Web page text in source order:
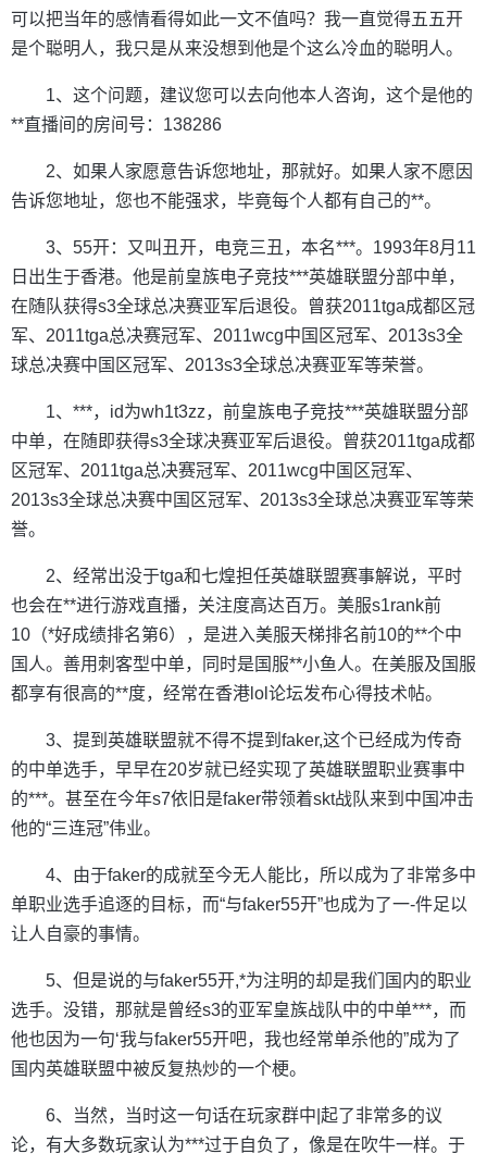
可以把当年的感情看得如此一文不值吗？我一直觉得五五开
是个聪明人，我只是从来没想到他是个这么冷血的聪明人。
1、这个问题，建议您可以去向他本人咨询，这个是他的
**直播间的房间号：138286
2、如果人家愿意告诉您地址，那就好。如果人家不愿因
告诉您地址，您也不能强求，毕竟每个人都有自己的**。
3、55开：又叫丑开，电竞三丑，本名***。1993年8月11
日出生于香港。他是前皇族电子竞技***英雄联盟分部中单，
在随队获得s3全球总决赛亚军后退役。曾获2011tga成都区冠
军、2011tga总决赛冠军、2011wcg中国区冠军、2013s3全
球总决赛中国区冠军、2013s3全球总决赛亚军等荣誉。
1、***，id为wh1t3zz，前皇族电子竞技***英雄联盟分部
中单，在随即获得s3全球决赛亚军后退役。曾获2011tga成都
区冠军、2011tga总决赛冠军、2011wcg中国区冠军、
2013s3全球总决赛中国区冠军、2013s3全球总决赛亚军等荣
誉。
2、经常出没于tga和七煌担任英雄联盟赛事解说，平时
也会在**进行游戏直播，关注度高达百万。美服s1rank前
10（*好成绩排名第6），是进入美服天梯排名前10的**个中
国人。善用刺客型中单，同时是国服**小鱼人。在美服及国服
都享有很高的**度，经常在香港lol论坛发布心得技术帖。
3、提到英雄联盟就不得不提到faker,这个已经成为传奇
的中单选手，早早在20岁就已经实现了英雄联盟职业赛事中
的***。甚至在今年s7依旧是faker带领着skt战队来到中国冲击
他的“三连冠”伟业。
4、由于faker的成就至今无人能比，所以成为了非常多中
单职业选手追逐的目标，而“与faker55开”也成为了一-件足以
让人自豪的事情。
5、但是说的与faker55开,*为注明的却是我们国内的职业
选手。没错，那就是曾经s3的亚军皇族战队中的中单***，而
他也因为一句‘我与faker55开吧，我也经常单杀他的”成为了
国内英雄联盟中被反复热炒的一个梗。
6、当然，当时这一句话在玩家群中|起了非常多的议
论，有大多数玩家认为***过于自负了，像是在吹牛一样。于